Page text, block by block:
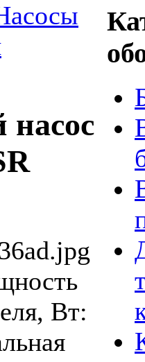
Вт: